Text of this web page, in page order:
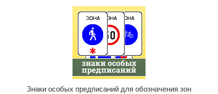
Знаки особых предписаний для обозначения зон